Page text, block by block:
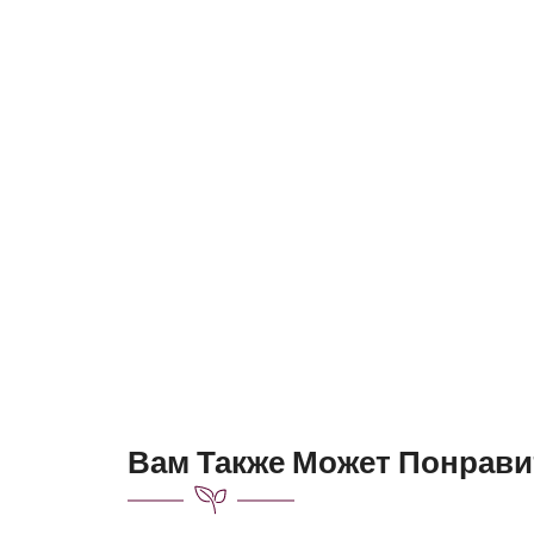
Вам Также Может